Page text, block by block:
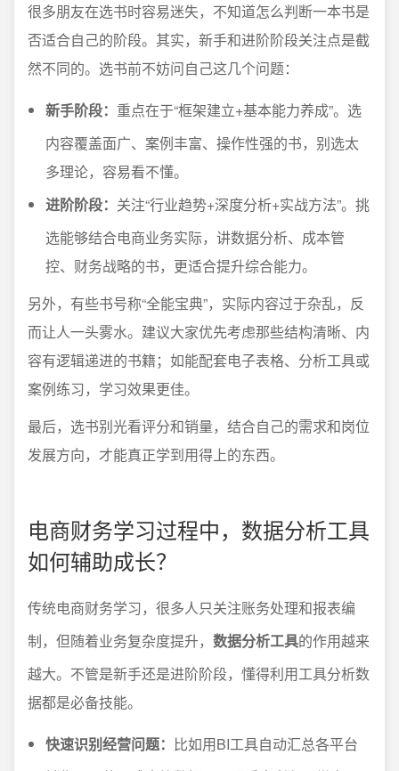
很多朋友在选书时容易迷失，不知道怎么判断一本书是
否适合自己的阶段。其实，新手和进阶阶段关注点是截
然不同的。选书前不妨问自己这几个问题：
新手阶段： 重点在于“框架建立+基本能力养成”。选
内容覆盖面广、案例丰富、操作性强的书，别选太
多理论，容易看不懂。
进阶阶段： 关注“行业趋势+深度分析+实战方法”。挑
选能够结合电商业务实际，讲数据分析、成本管
控、财务战略的书，更适合提升综合能力。
另外，有些书号称“全能宝典”，实际内容过于杂乱，反
而让人一头雾水。建议大家优先考虑那些结构清晰、内
容有逻辑递进的书籍；如能配套电子表格、分析工具或
案例练习，学习效果更佳。
最后，选书别光看评分和销量，结合自己的需求和岗位
发展方向，才能真正学到用得上的东西。
电商财务学习过程中，数据分析工具
如何辅助成长？
传统电商财务学习，很多人只关注账务处理和报表编
制，但随着业务复杂度提升， 数据分析工具的作用越来
越大。不管是新手还是进阶阶段，懂得利用工具分析数
据都是必备技能。
快速识别经营问题： 比如用BI工具自动汇总各平台